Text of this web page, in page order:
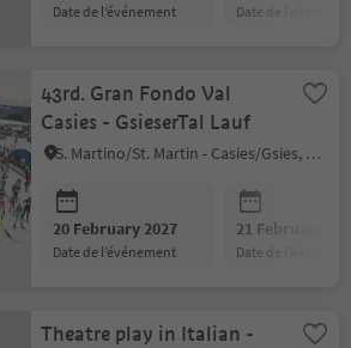
date de l’événement date de
43rd. Gran Fondo Val
Casies - GsieserTal Lauf
S. Martino/St. Martin - Casies/Gsies, Gsies/Valle di Casies
20 February 2027
date de l’événement
21 February
date de
Theatre play in Italian -